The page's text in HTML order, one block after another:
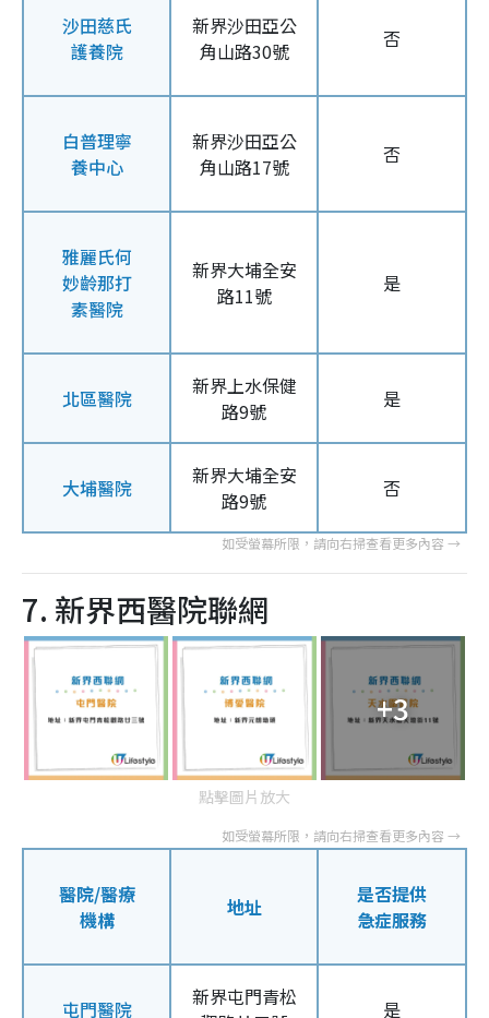
沙田慈氏
護養院
新界沙田亞公
角山路30號
否
白普理寧
養中心
新界沙田亞公
角山路17號
否
雅麗氏何
妙齡那打
素醫院
新界大埔全安
路11號
是
北區醫院
新界上水保健
路9號
是
大埔醫院
新界大埔全安
路9號
否
7. 新界西醫院聯網
+3
點擊圖片放大
醫院/醫療
機構
地址
是否提供
急症服務
屯門醫院
新界屯門青松
是